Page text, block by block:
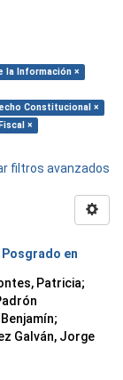
la Información ×
Constitucional ×
×
filtros avanzados
en
Patricia;
;
Galván, Jorge